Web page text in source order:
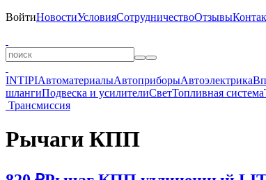
ВойтиНовостиУсловияСотрудничествоОтзывы
INTIPIАвтоматериалыАвтоприборыАвтоэлектрика
шлангиПодвеска и усилителиСветТопливная система
Трансмиссия
Рычаги КПП